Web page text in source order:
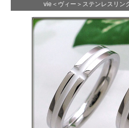
vie＜ヴィー＞ステンレスリン